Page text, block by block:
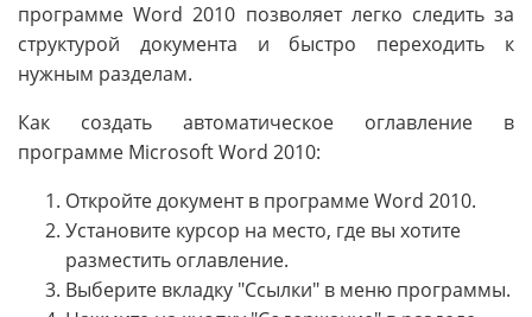
программе Word 2010 позволяет легко следить за
структурой документа и быстро переходить к
нужным разделам.
Как создать автоматическое оглавление в
программе Microsoft Word 2010:
Откройте документ в программе Word 2010.
Установите курсор на место, где вы хотите
разместить оглавление.
Выберите вкладку "Ссылки" в меню программы.